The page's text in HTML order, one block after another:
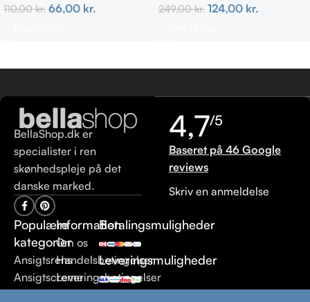
110,00kr. 66,00 kr. 249,00kr. 124,00 kr.
BellaShop.dk er
specialister i ren
skønhedspleje på det
danske marked.
Populære
kategorier
Ansigtsrens
Ansigtscreme
Information
Om os
Handelsbetingelser
Leveringsbetingelser
Betalingsmuligheder
Leveringsmuligheder
4,7/5
Baseret på 46 Google
reviews
Skriv en anmeldelse